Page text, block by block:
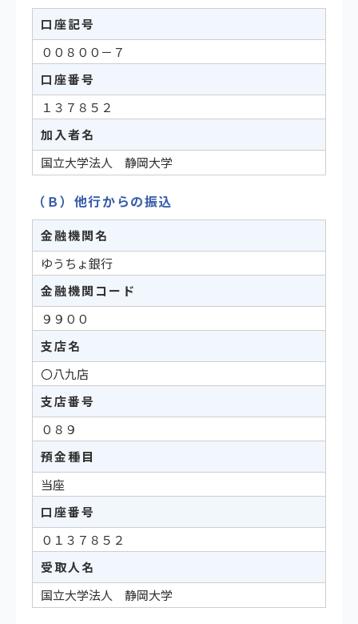
口座記号
００８００－７
口座番号
１３７８５２
加入者名
国立大学法人 静岡大学
（Ｂ）他行からの振込
金融機関名
ゆうちょ銀行
金融機関コード
９９００
支店名
〇八九店
支店番号
０８９
預金種目
当座
口座番号
０１３７８５２
受取人名
国立大学法人 静岡大学